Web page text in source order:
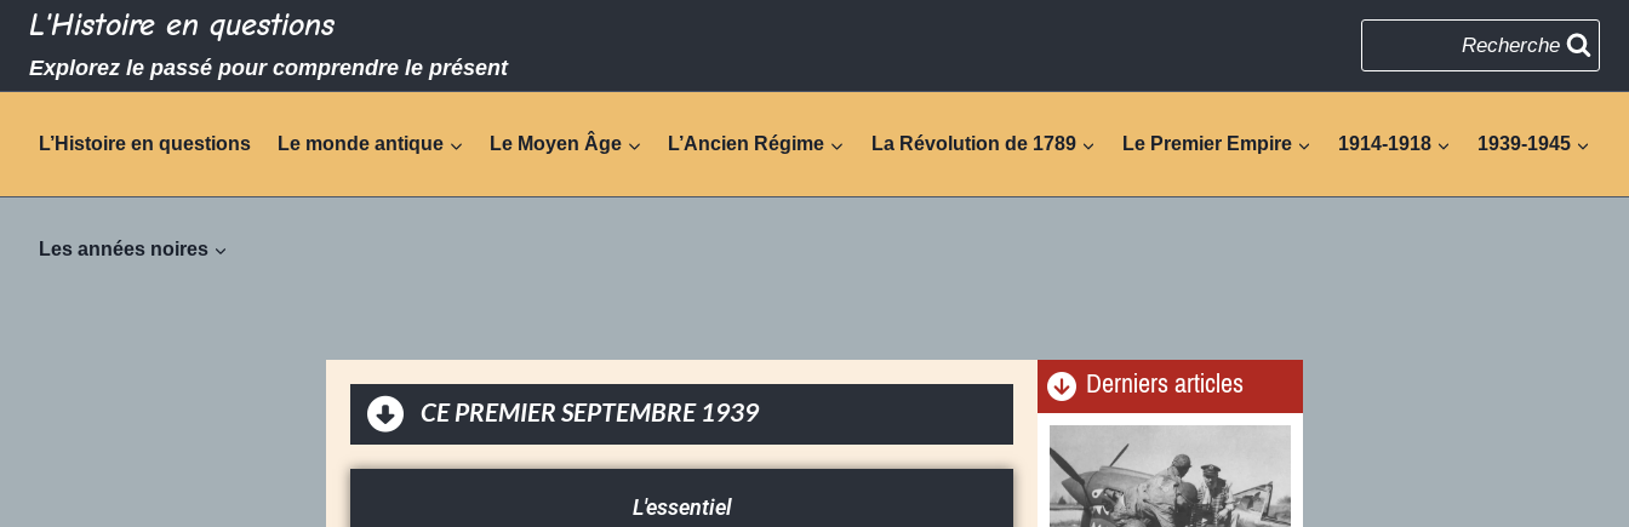
L'Histoire en questions
Explorez le passé pour comprendre le présent
Recherche
L’Histoire en questions Le monde antique Le Moyen Âge L’Ancien Régime La Révolution de 1789 Le Premier Empire 1914-1918 1939-1945
Les années noires
CE PREMIER SEPTEMBRE 1939
L'essentiel
Derniers articles